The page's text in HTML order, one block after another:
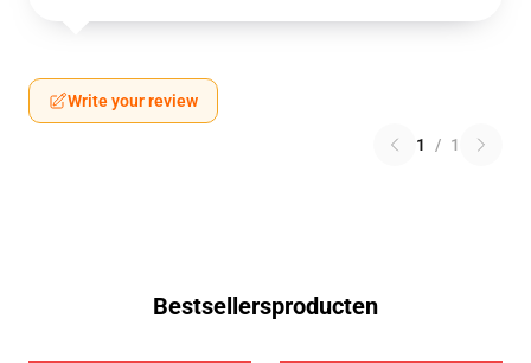
Write your review
1 / 1
Bestsellersproducten